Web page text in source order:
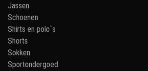
Jassen
Schoenen
Shirts en polo`s
Shorts
Sokken
Sportondergoed